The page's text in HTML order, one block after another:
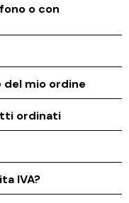
o con
del mio ordine
ordinati
IVA?